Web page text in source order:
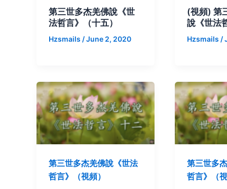
第三世多杰羌佛說《世
法哲言》（十五）
Hzsmails /June 2, 2020
(視頻) 第
說《世法
Hzsmails /
第三世多杰羌佛說《世法
哲言》（視頻）
第三世多
哲言》（